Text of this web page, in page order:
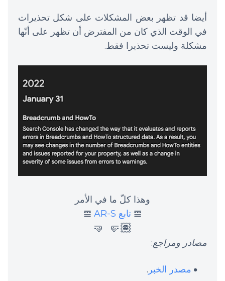
أيضا قد تظهر بعض المشكلات على شكل تحذيرات
في الوقت الذي كان من المفترض أن تظهر على أنّها
مشكلة وليست تحذيرا فقط.
وهذا كلّ ما في الأمر
𝌘 تابع AR-S 𝌘
🤛🏽 🤜
مصادر ومراجع:
مصدر الخبر .